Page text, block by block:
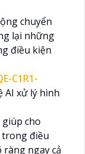
chuyển
lại những
điều kiện
C1R1-
AI xử lý hình
cho
trong điều
ngay cả